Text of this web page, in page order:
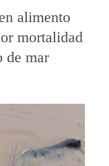
alimento
mortalidad
de mar